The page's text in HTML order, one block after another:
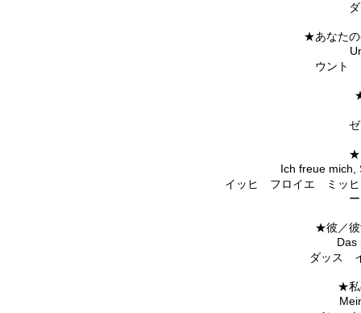
★あなたの
ウント
★
Ich freue mich,
イッヒ フロイエ ミッ
★彼／彼
ダッス
★私